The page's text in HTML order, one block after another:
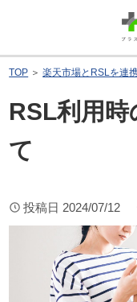
TOP ＞楽天市場とRSLを連
RSL利用
て
投稿日 2024/07/12